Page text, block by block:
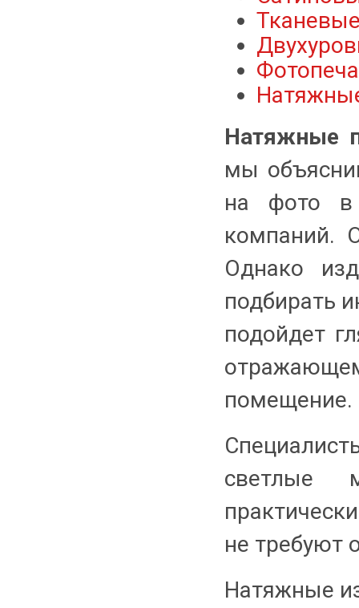
Натяжные
мы
на фото в
компаний.
Однако
подбирать
подойдет
помещение.
светлые
не требуют
Натяжные